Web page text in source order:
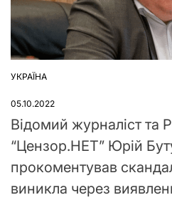
ОПУБЛІКУВАТИ
УКРАЇНА
05.10.2022
Відомий журналіст та
“Цензор.НЕТ” Юрій
прокоментував
виникла через